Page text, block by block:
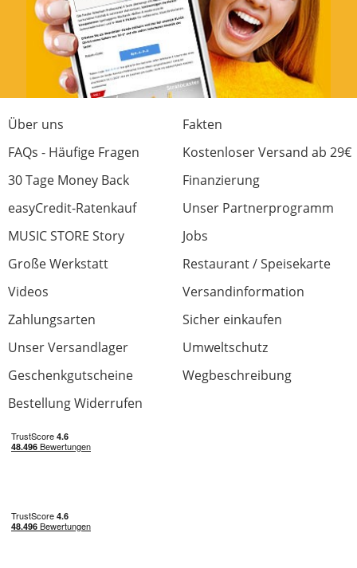
Über uns
Fakten
FAQs - Häufige Fragen
Kostenloser Versand ab 29€
30 Tage Money Back
Finanzierung
easyCredit-Ratenkauf
Unser Partnerprogramm
MUSIC STORE Story
Jobs
Große Werkstatt
Restaurant / Speisekarte
Videos
Versandinformation
Zahlungsarten
Sicher einkaufen
Unser Versandlager
Umweltschutz
Geschenkgutscheine
Wegbeschreibung
Bestellung Widerrufen